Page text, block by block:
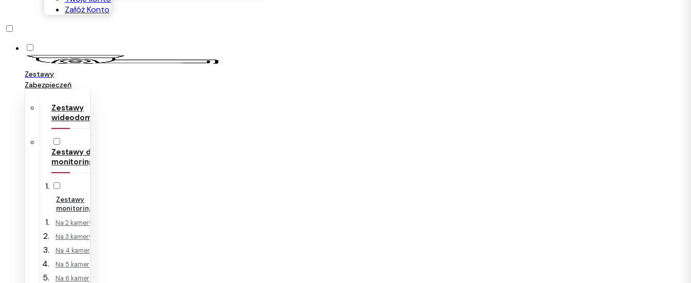
Załóż Konto
Zestawy
Zabezpieczeń
Zestawy
wideodomofonów
Zestawy do
monitoringu
Zestawy
monitoringu IP
Na 2 kamery
Na 3 kamery
Na 4 kamery
Na 5 kamer
Na 6 kamer